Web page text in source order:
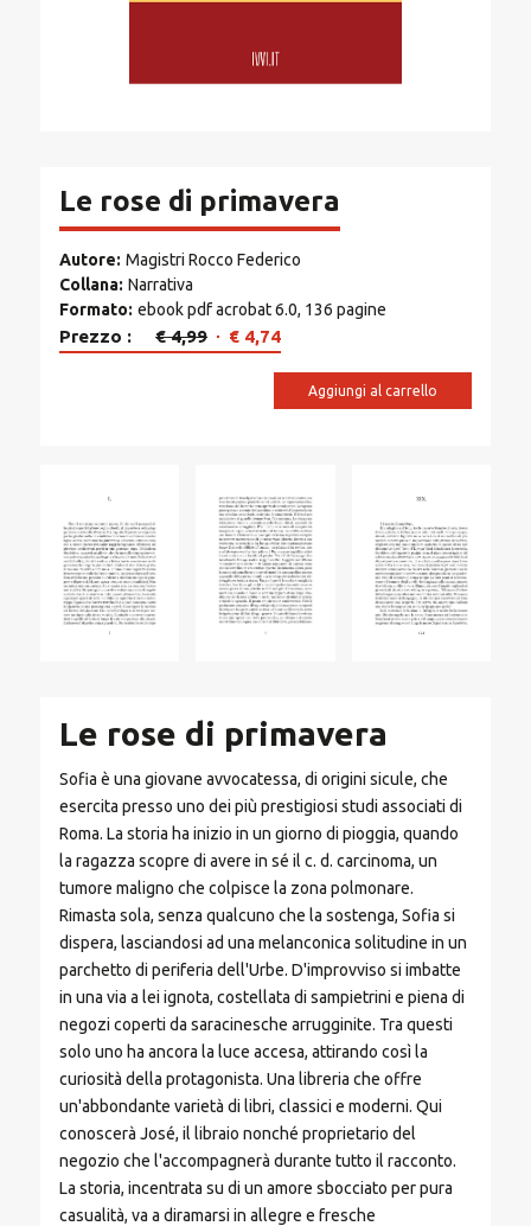
Le rose di primavera
Autore Magistri Rocco Federico
Collana Narrativa
Formato ebook pdf acrobat 6.0, 136 pagine
Prezzo €4,99 Il € 4,74Il
attuale
Aggiungi al carrello
Le rose di primavera
Sofia è una giovane avvocatessa, di origini sicule, che
esercita presso uno dei più prestigiosi studi associati di
Roma. La storia ha inizio in un giorno di pioggia, quando
la ragazza scopre di avere in sé il c. d. carcinoma, un
tumore maligno che colpisce la zona polmonare.
Rimasta sola, senza qualcuno che la sostenga, Sofia si
dispera, lasciandosi ad una melanconica solitudine in un
parchetto di periferia dell'Urbe. D'improvviso si imbatte
in una via a lei ignota, costellata di sampietrini e piena di
negozi coperti da saracinesche arrugginite. Tra questi
solo uno ha ancora la luce accesa, attirando così la
curiosità della protagonista. Una libreria che offre
un'abbondante varietà di libri, classici e moderni. Qui
conoscerà José, il libraio nonché proprietario del
negozio che l'accompagnerà durante tutto il racconto.
La storia, incentrata su di un amore sbocciato per pura
casualità, va a diramarsi in allegre e fresche